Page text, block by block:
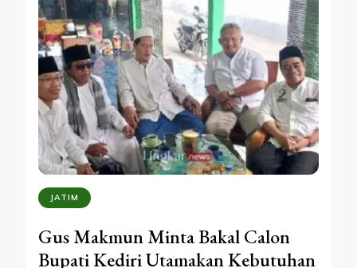
JATIM
Gus Makmun Minta Bakal Calon
Bupati Kediri Utamakan Kebutuhan